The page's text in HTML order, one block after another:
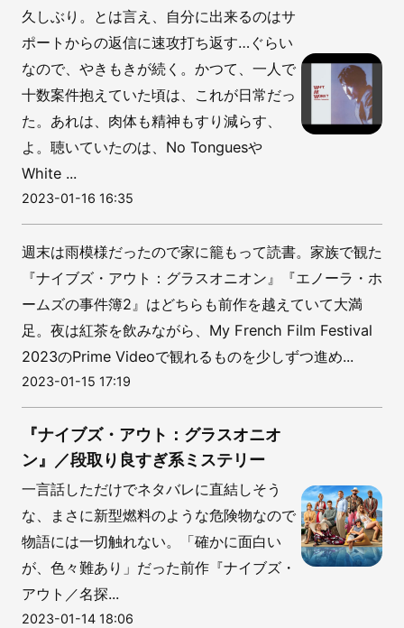
久しぶり。とは言え、自分に出来るのはサ
ポートからの返信に速攻打ち返す…ぐらい
なので、やきもきが続く。かつて、一人で
十数案件抱えていた頃は、これが日常だっ
た。あれは、肉体も精神もすり減らす、
よ。聴いていたのは、No Tonguesや
White ...
2023-01-16 16:35
週末は雨模様だったので家に籠もって読書。家族で観た
『ナイブズ・アウト：グラスオニオン』『エノーラ・ホ
ームズの事件簿2』はどちらも前作を越えていて大満
足。夜は紅茶を飲みながら、My French Film Festival
2023のPrime Videoで観れるものを少しずつ進め...
2023-01-15 17:19
『ナイブズ・アウト：グラスオニオ
ン』／段取り良すぎ系ミステリー
一言話しただけでネタバレに直結しそう
な、まさに新型燃料のような危険物なので
物語には一切触れない。「確かに面白い
が、色々難あり」だった前作『ナイブズ・
アウト／名探...
2023-01-14 18:06